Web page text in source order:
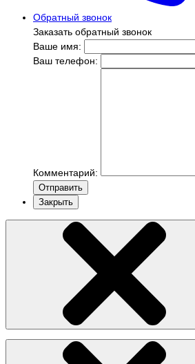
Обратный звонок
Заказать обратный звонок
Ваше имя:
Ваш телефон:
Комментарий:
Отправить
Закрыть